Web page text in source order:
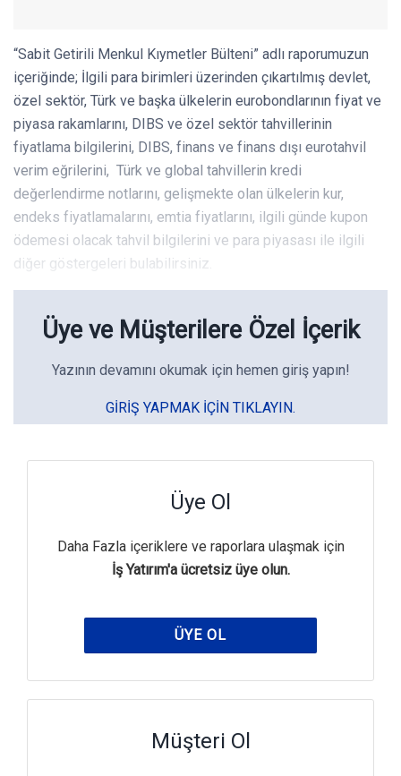
“Sabit Getirili Menkul Kıymetler Bülteni” adlı raporumuzun
içeriğinde; İlgili para birimleri üzerinden çıkartılmış devlet,
özel sektör, Türk ve başka ülkelerin eurobondlarının fiyat ve
piyasa rakamlarını, DIBS ve özel sektör tahvillerinin
fiyatlama bilgilerini, DIBS, finans ve finans dışı eurotahvil
verim eğrilerini, Türk ve global tahvillerin kredi
değerlendirme notlarını, gelişmekte olan ülkelerin kur,
endeks fiyatlamalarını, emtia fiyatlarını, ilgili günde kupon
ödemesi olacak tahvil bilgilerini ve para piyasası ile ilgili
diğer göstergeleri bulabilirsiniz.
Üye ve Müşterilere Özel İçerik
Yazının devamını okumak için hemen giriş yapın!
GIRIŞ YAPMAK IÇIN TIKLAYIN.
Üye Ol
Daha Fazla içeriklere ve raporlara ulaşmak için
İş Yatırım'a ücretsiz üye olun.
ÜYE OL
Müşteri Ol